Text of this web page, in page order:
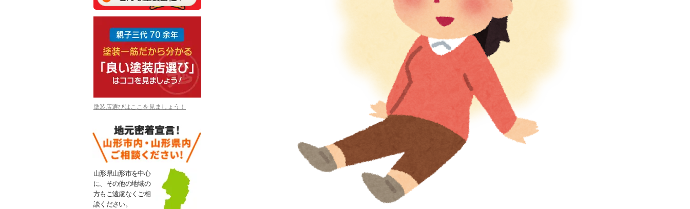
塗装店選びはここを見ましょう！
山形県山形市を中心
に、その他の地域の
方もご遠慮なくご相
談ください。